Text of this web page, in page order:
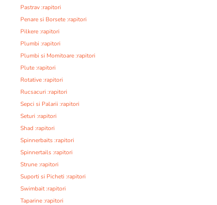
Pastrav :rapitori
Penare si Borsete :rapitori
Pilkere :rapitori
Plumbi :rapitori
Plumbi si Momitoare :rapitori
Plute :rapitori
Rotative :rapitori
Rucsacuri :rapitori
Sepci si Palarii :rapitori
Seturi :rapitori
Shad :rapitori
Spinnerbaits :rapitori
Spinnertails :rapitori
Strune :rapitori
Suporti si Picheti :rapitori
Swimbait :rapitori
Taparine :rapitori